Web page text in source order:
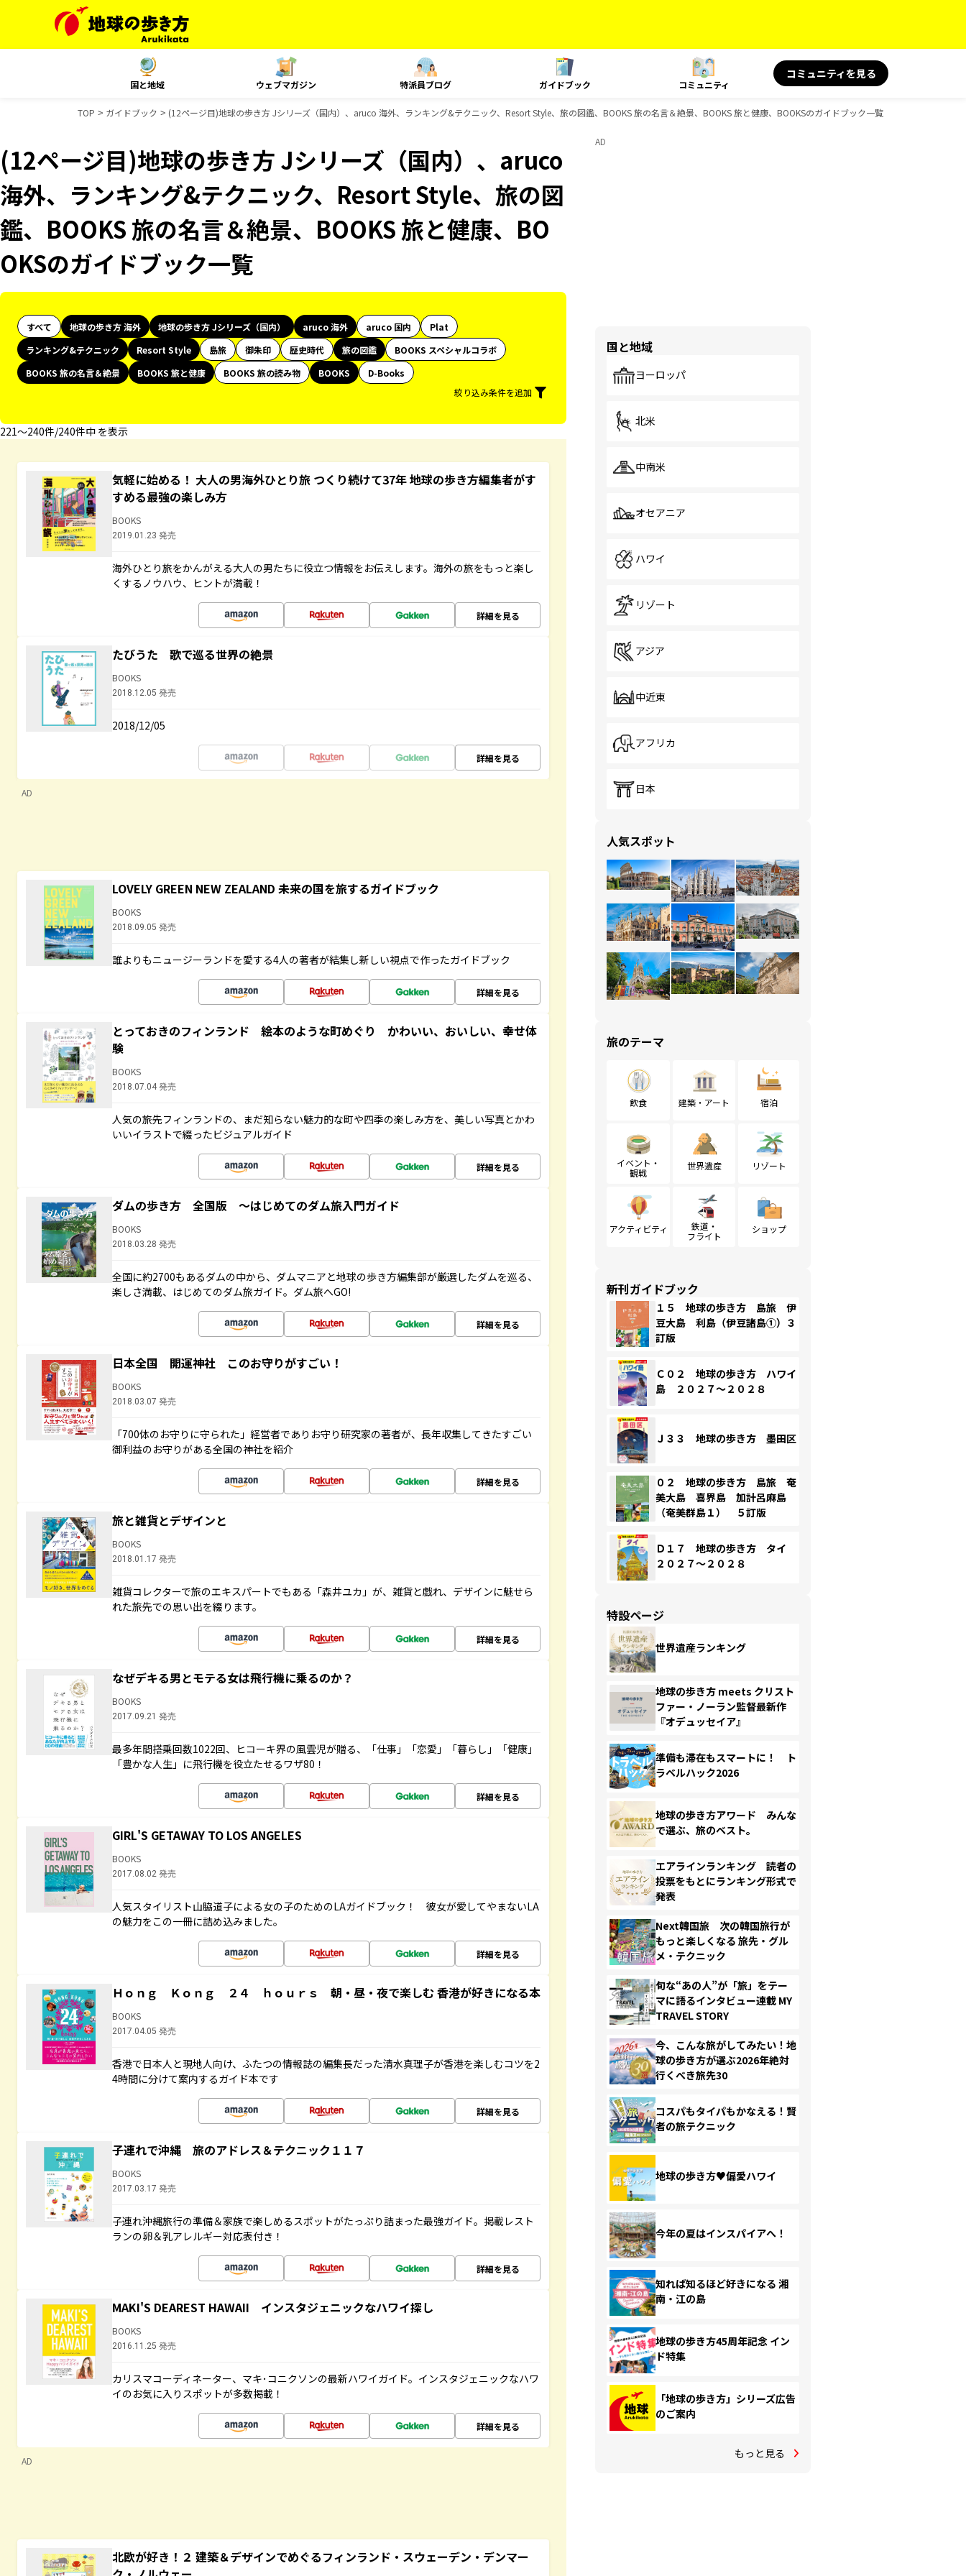
国と地域 ウェブマガジン 特派員ブログ ガイドブック コミュニティ
コミュニティを見る
TOP ガイドブック (12ページ目)地球の歩き方 Jシリーズ（国内）、aruco 海外、ランキング&テクニック、Resort Style、旅の図鑑、BOOKS 旅の名言＆絶景、BOOKS 旅と健康、BOOKSのガイドブック一覧
(12ページ目)地球の歩き方 Jシリーズ（国内）、aruco
海外、ランキング&テクニック、Resort Style、旅の図
鑑、BOOKS 旅の名言＆絶景、BOOKS 旅と健康、BO
OKSのガイドブック一覧
すべて 地球の歩き方 海外 地球の歩き方 Jシリーズ（国内） aruco 海外 aruco 国内
Plat
ランキング&テクニック
Resort Style 島旅 御朱印 歴史時代 旅の図鑑
BOOKS スペシャルコラボ
BOOKS 旅の名言＆絶景
BOOKS 旅と健康 BOOKS 旅の読み物 BOOKS
D-Books
絞り込み条件を追加
221〜240件/240件中 を表示
気軽に始める！ 大人の男海外ひとり旅 つくり続けて37年 地球の歩き方編集者がす
すめる最強の楽しみ方
BOOKS
2019.01.23 発売
海外ひとり旅をかんがえる大人の男たちに役立つ情報をお伝えします。海外の旅をもっと楽し
くするノウハウ、ヒントが満載！
詳細を見る
たびうた 歌で巡る世界の絶景
BOOKS
2018.12.05 発売
2018/12/05
詳細を見る
AD
LOVELY GREEN NEW ZEALAND 未来の国を旅するガイドブック
BOOKS
2018.09.05 発売
誰よりもニュージーランドを愛する4人の著者が結集し新しい視点で作ったガイドブック
詳細を見る
とっておきのフィンランド 絵本のような町めぐり かわいい、おいしい、幸せ体
験
BOOKS
2018.07.04 発売
人気の旅先フィンランドの、まだ知らない魅力的な町や四季の楽しみ方を、美しい写真とかわ
いいイラストで綴ったビジュアルガイド
詳細を見る
ダムの歩き方 全国版 ～はじめてのダム旅入門ガイド
BOOKS
2018.03.28 発売
全国に約2700もあるダムの中から、ダムマニアと地球の歩き方編集部が厳選したダムを巡る、
楽しさ満載、はじめてのダム旅ガイド。ダム旅へGO!
詳細を見る
日本全国 開運神社 このお守りがすごい！
BOOKS
2018.03.07 発売
「700体のお守りに守られた」経営者でありお守り研究家の著者が、長年収集してきたすごい
御利益のお守りがある全国の神社を紹介
詳細を見る
旅と雑貨とデザインと
BOOKS
2018.01.17 発売
雑貨コレクターで旅のエキスパートでもある「森井ユカ」が、雑貨と戯れ、デザインに魅せら
れた旅先での思い出を綴ります。
詳細を見る
なぜデキる男とモテる女は飛行機に乗るのか？
BOOKS
2017.09.21 発売
最多年間搭乗回数1022回、ヒコーキ界の風雲児が贈る、「仕事」「恋愛」「暮らし」「健康」
「豊かな人生」に飛行機を役立たせるワザ80！
詳細を見る
GIRL'S GETAWAY TO LOS ANGELES
BOOKS
2017.08.02 発売
人気スタイリスト山脇道子による女の子のためのLAガイドブック！ 彼女が愛してやまないLA
の魅力をこの一冊に詰め込みました。
詳細を見る
Ｈｏｎｇ Ｋｏｎｇ ２４ ｈｏｕｒｓ 朝・昼・夜で楽しむ 香港が好きになる本
BOOKS
2017.04.05 発売
香港で日本人と現地人向け、ふたつの情報誌の編集長だった清水真理子が香港を楽しむコツを2
4時間に分けて案内するガイド本です
詳細を見る
子連れで沖縄 旅のアドレス＆テクニック１１７
BOOKS
2017.03.17 発売
子連れ沖縄旅行の準備＆家族で楽しめるスポットがたっぷり詰まった最強ガイド。掲載レスト
ランの卵＆乳アレルギー対応表付き！
詳細を見る
MAKI'S DEAREST HAWAII インスタジェニックなハワイ探し
BOOKS
2016.11.25 発売
カリスマコーディネーター、マキ･コニクソンの最新ハワイガイド。インスタジェニックなハワ
イのお気に入りスポットが多数掲載！
詳細を見る
AD
北欧が好き！２ 建築＆デザインでめぐるフィンランド・スウェーデン・デンマー
AD
国と地域
ヨーロッパ
北米
中南米
オセアニア
ハワイ
リゾート
アジア
中近東
アフリカ
日本
人気スポット
旅のテーマ
飲食 建築・アート 宿泊
イベント・
観戦
世界遺産 リゾート
アクティビティ
鉄道・
フライト
ショップ
新刊ガイドブック
１５ 地球の歩き方 島旅 伊
豆大島 利島（伊豆諸島①）３
訂版
Ｃ０２ 地球の歩き方 ハワイ
島 ２０２７～２０２８
Ｊ３３ 地球の歩き方 墨田区
０２ 地球の歩き方 島旅 奄
美大島 喜界島 加計呂麻島
（奄美群島１） ５訂版
Ｄ１７ 地球の歩き方 タイ
２０２７～２０２８
特設ページ
世界遺産ランキング
地球の歩き方 meets クリスト
ファー・ノーラン監督最新作
『オデュッセイア』
準備も滞在もスマートに！ ト
ラベルハック2026
地球の歩き方アワード みんな
で選ぶ、旅のベスト。
エアラインランキング 読者の
投票をもとにランキング形式で
発表
Next韓国旅 次の韓国旅行が
もっと楽しくなる 旅先・グル
メ・テクニック
旬な“あの人”が「旅」をテー
マに語るインタビュー連載 MY
TRAVEL STORY
今、こんな旅がしてみたい！地
球の歩き方が選ぶ2026年絶対
行くべき旅先30
コスパもタイパもかなえる！賢
者の旅テクニック
地球の歩き方♥偏愛ハワイ
今年の夏はインスパイアへ！
知れば知るほど好きになる 湘
南・江の島
地球の歩き方45周年記念 イン
ド特集
「地球の歩き方」シリーズ広告
のご案内
もっと見る